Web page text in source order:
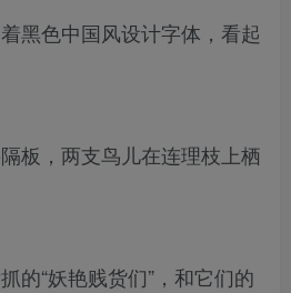
黑色中国风设计字体，看起
板，两支鸟儿在连理枝上栖
的“妖艳贱货们”，和它们的